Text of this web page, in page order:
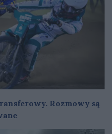
Rozmowy są